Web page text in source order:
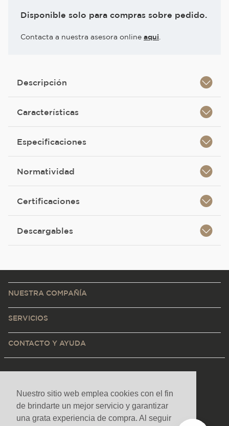
Nuestro sitio web emplea cookies con el fin
de brindarte un mejor servicio y garantizar
una grata experiencia de compra. Al seguir
Disponible solo para compras sobre pedido.
Contacta a nuestra asesora online aqui
Descripción
Características
Especificaciones
Normatividad
Certificaciones
Descargables
NUESTRA COMPAÑÍA
SERVICIOS
CONTACTO Y AYUDA